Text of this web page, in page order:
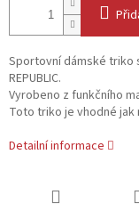
Sportovní dámské triko s
REPUBLIC.
Vyrobeno z funkčního
Toto triko je vhodné jak
Detailní informace